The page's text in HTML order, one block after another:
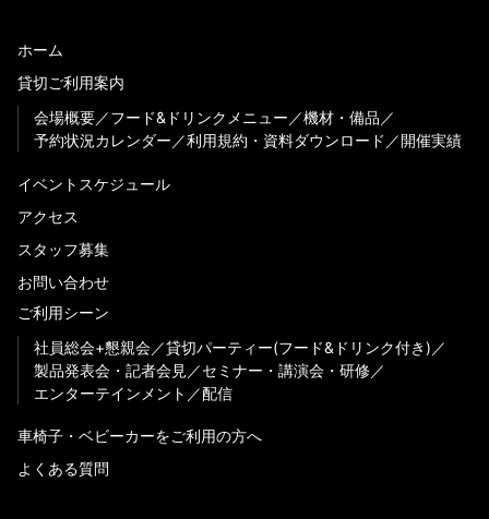
ホーム
貸切ご利用案内
会場概要
フード&ドリンクメニュー
機材・備品
予約状況カレンダー
利用規約・資料ダウンロード 開催実績
イベントスケジュール
アクセス
スタッフ募集
お問い合わせ
ご利用シーン
社員総会+懇親会
貸切パーティー(フード&ドリンク付き)
製品発表会・記者会見
セミナー・講演会・研修
エンターテインメント
配信
車椅子・ベビーカーをご利用の方へ
よくある質問